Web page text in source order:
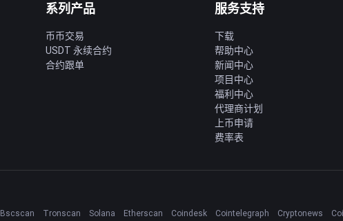
系列产品
币币交易
USDT 永续合约
合约跟单
服务支持
下载
帮助中心
新闻中心
项目中心
福利中心
代理商计划
上币申请
费率表
Bscscan Tronscan Solana Etherscan Coindesk Cointelegraph Cryptonews